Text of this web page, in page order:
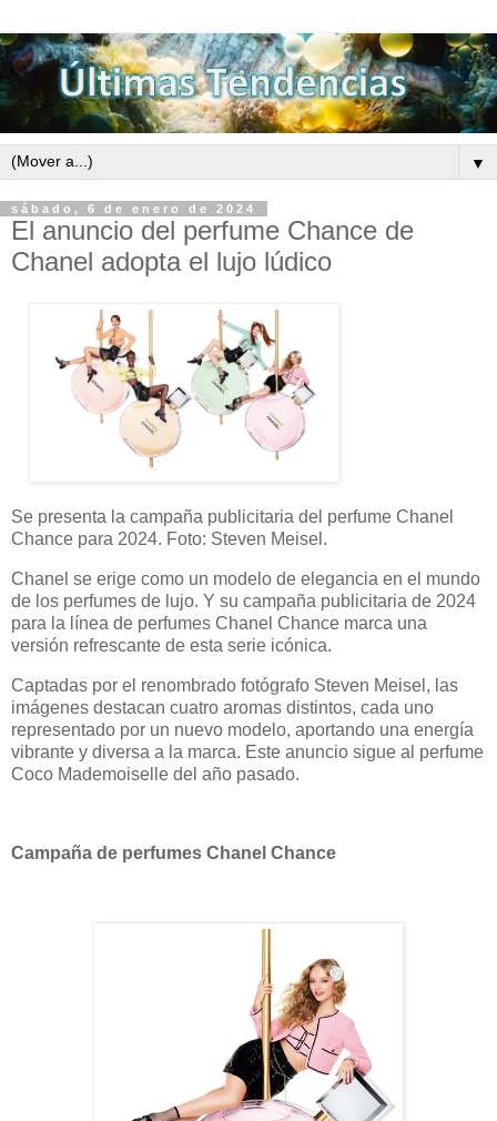
▼
sábado, 6 de enero de 2024
El anuncio del perfume Chance de
Chanel adopta el lujo lúdico
Se presenta la campaña publicitaria del perfume Chanel
Chance para 2024. Foto: Steven Meisel.
Chanel se erige como un modelo de elegancia en el mundo
de los perfumes de lujo. Y su campaña publicitaria de 2024
para la línea de perfumes Chanel Chance marca una
versión refrescante de esta serie icónica.
Captadas por el renombrado fotógrafo Steven Meisel, las
imágenes destacan cuatro aromas distintos, cada uno
representado por un nuevo modelo, aportando una energía
vibrante y diversa a la marca. Este anuncio sigue al perfume
Coco Mademoiselle del año pasado.
Campaña de perfumes Chanel Chance